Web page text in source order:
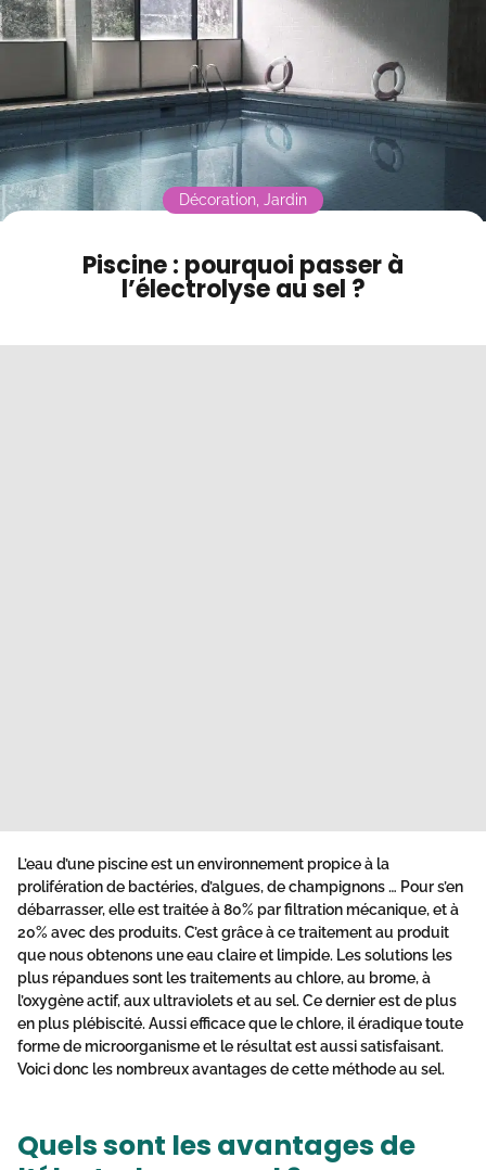
Contact
Mode sombre
Piscine : pourquoi passer à
l’électrolyse au sel ?
Décoration Jardin
L’eau d’une piscine est un environnement propice à la
prolifération de bactéries, d’algues, de champignons … Pour s’en
débarrasser, elle est traitée à 80% par filtration mécanique, et à
20% avec des produits. C’est grâce à ce traitement au produit
que nous obtenons une eau claire et limpide. Les solutions les
plus répandues sont les traitements au chlore, au brome, à
l’oxygène actif, aux ultraviolets et au sel. Ce dernier est de plus
en plus plébiscité. Aussi efficace que le chlore, il éradique toute
forme de microorganisme et le résultat est aussi satisfaisant.
Voici donc les nombreux avantages de cette méthode au sel.
Quels sont les avantages de